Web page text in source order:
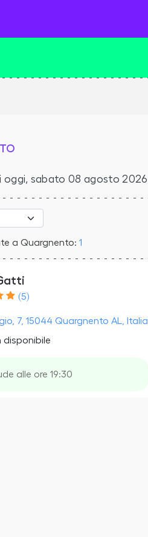
oggi, sabato 08 agosto 2026
a Quargnento: 1
(5)
7, 15044 Quargnento AL, Italia
disponibile
alle ore 19:30